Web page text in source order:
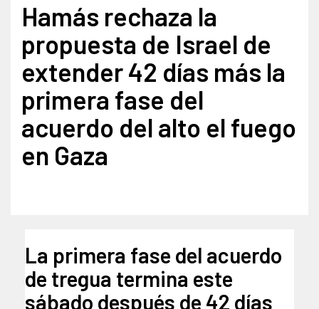
Hamás rechaza la
propuesta de Israel de
extender 42 días más la
primera fase del
acuerdo del alto el fuego
en Gaza
La primera fase del acuerdo
de tregua termina este
sábado después de 42 días